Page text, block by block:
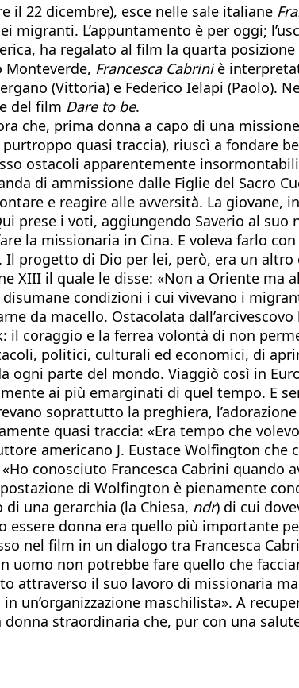
il 22 dicembre), esce nelle sale italiane
migranti. L’appuntamento è per oggi;
ha regalato al film la quarta posizione
Francesca Cabriniè
(Vittoria) e Federico Ielapi (Paolo).
del film Dare to be.
che, prima donna a capo di una
quasi traccia), riuscì a fondare
ostacoli apparentemente
di ammissione dalle Figlie del Sacro
e reagire alle avversità. La giovane,
prese i voti, aggiungendo Saverio al
la missionaria in Cina. E voleva farlo
Il progetto di Dio per lei, però, era un
XIII il quale le disse: «Non a Oriente ma
condizioni i cui vivevano i
da macello. Ostacolata
il coraggio e la ferrea volontà di non
politici, culturali ed economici, di
ogni parte del mondo. Viaggiò così in
ai più emarginati di quel tempo. E
soprattutto la preghiera,
quasi traccia: «Era tempo che
americano J. Eustace Wolfington che
conosciuto Francesca Cabrini quando
di Wolfington è pienamente
una gerarchia (la Chiesa, ndr) di cui
donna era quello più importante
nel film in un dialogo tra Francesca
non potrebbe fare quello che
attraverso il suo lavoro di missionaria
un’organizzazione maschilista». A
straordinaria che, pur con una